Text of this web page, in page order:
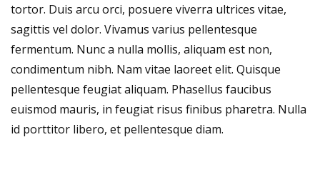
tortor. Duis arcu orci, posuere viverra ultrices vitae,
sagittis vel dolor. Vivamus varius pellentesque
fermentum. Nunc a nulla mollis, aliquam est non,
condimentum nibh. Nam vitae laoreet elit. Quisque
pellentesque feugiat aliquam. Phasellus faucibus
euismod mauris, in feugiat risus finibus pharetra. Nulla
id porttitor libero, et pellentesque diam.